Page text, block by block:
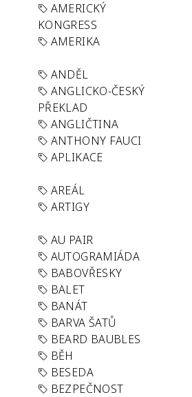
AMERICKÝ
KONGRESS
AMERIKA
ANDĚL
ANGLICKO-ČESKÝ
PŘEKLAD
ANGLIČTINA
ANTHONY FAUCI
APLIKACE
AREÁL
ARTIGY
AU PAIR
AUTOGRAMIÁDA
BABOVŘESKY
BALET
BANÁT
BARVA ŠATŮ
BEARD BAUBLES
BĚH
BESEDA
BEZPEČNOST